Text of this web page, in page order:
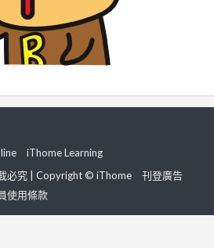
iThome Learning
必究 | Copyright © iThome
刊登廣告
使用條款